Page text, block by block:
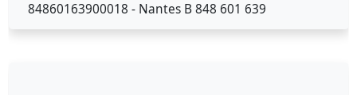
84860163900018 - Nantes B 848 601 639